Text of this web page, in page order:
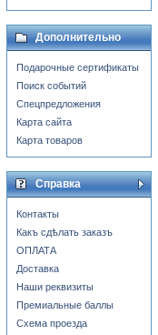
Дополнительно
Подарочные сертификаты
Поиск событий
Спецпредложения
Карта сайта
Карта товаров
Справка
Контакты
Какъ сдѣлать заказъ
ОПЛАТА
Доставка
Наши реквизиты
Премиальные баллы
Схема проезда